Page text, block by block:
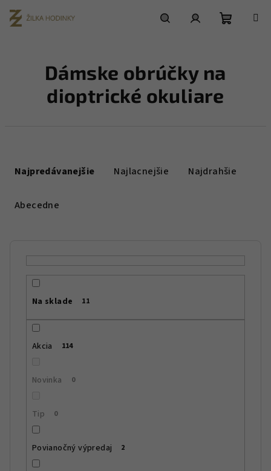
obsah
košík
Dámske obrúčky na
dioptrické okuliare
Najpredávanejšie Najlacnejšie Najdrahšie
Abecedne
Na sklade 11
Akcia 114
Novinka 0
Tip 0
Povianočný výpredaj 2